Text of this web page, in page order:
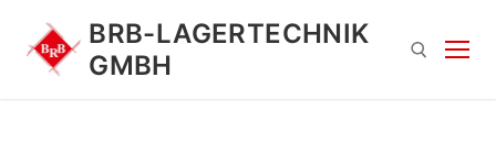
Inhalt
springen
BRB-LAGERTECHNIK
GMBH